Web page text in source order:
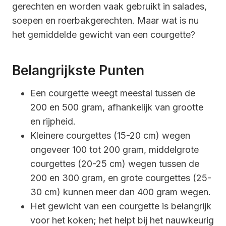
gerechten en worden vaak gebruikt in salades,
soepen en roerbakgerechten. Maar wat is nu
het gemiddelde gewicht van een courgette?
Belangrijkste Punten
Een courgette weegt meestal tussen de
200 en 500 gram, afhankelijk van grootte
en rijpheid.
Kleinere courgettes (15-20 cm) wegen
ongeveer 100 tot 200 gram, middelgrote
courgettes (20-25 cm) wegen tussen de
200 en 300 gram, en grote courgettes (25-
30 cm) kunnen meer dan 400 gram wegen.
Het gewicht van een courgette is belangrijk
voor het koken; het helpt bij het nauwkeurig